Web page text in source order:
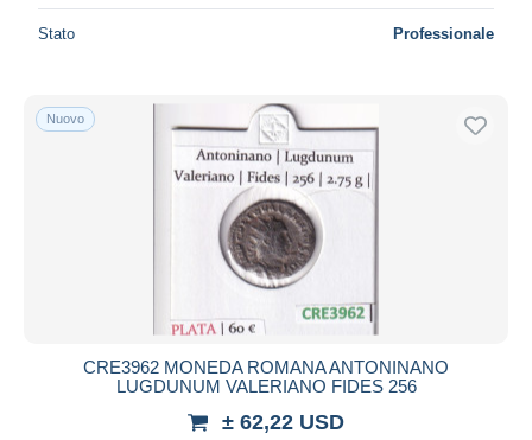
Stato Professionale
Nuovo
CRE3962 MONEDA ROMANA ANTONINANO
LUGDUNUM VALERIANO FIDES 256
± 62,22 USD